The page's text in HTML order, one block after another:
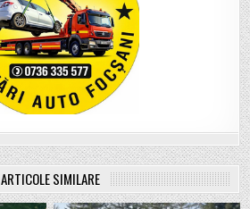
ARTICOLE SIMILARE